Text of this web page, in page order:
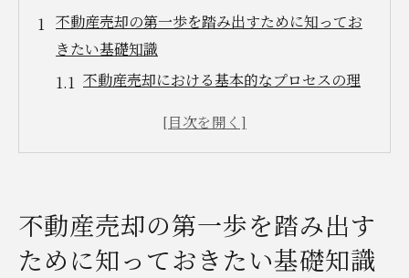
不動産売却の第一歩を踏み出すために知ってお
きたい基礎知識
不動産売却における基本的なプロセスの理
桐生市新里町新川の市場特性を把握する
売却計画の立て方と重要ポイント
不動産売却の第一歩を踏み出す
ために知っておきたい基礎知識